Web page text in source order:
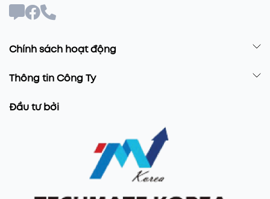
Chính sách hoạt động
Thông tin Công Ty
Đầu tư bởi